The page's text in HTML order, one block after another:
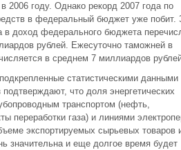
2006 году. Однако рекорд 2007 года по
в федеральный бюджет уже побит.
в доход федерального бюджета
рублей. Ежесуточно таможней в
в среднем 7 миллиардов
статистическими данными
что доля энергетических
транспортом (нефть,
переработки газа) и линиями
экспортируемых сырьевых товаров
значительна и еще долгое время будет